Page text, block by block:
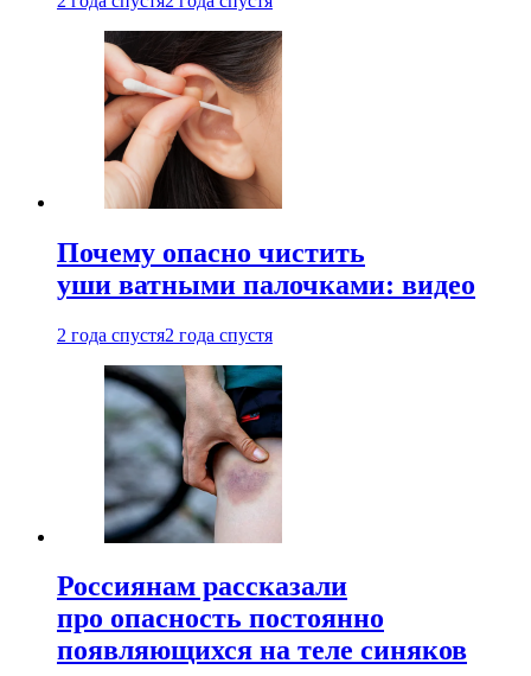
Почему опасно чистить
уши ватными палочками: видео
2 года спустя2 года спустя
Россиянам рассказали
про опасность постоянно
появляющихся на теле синяков